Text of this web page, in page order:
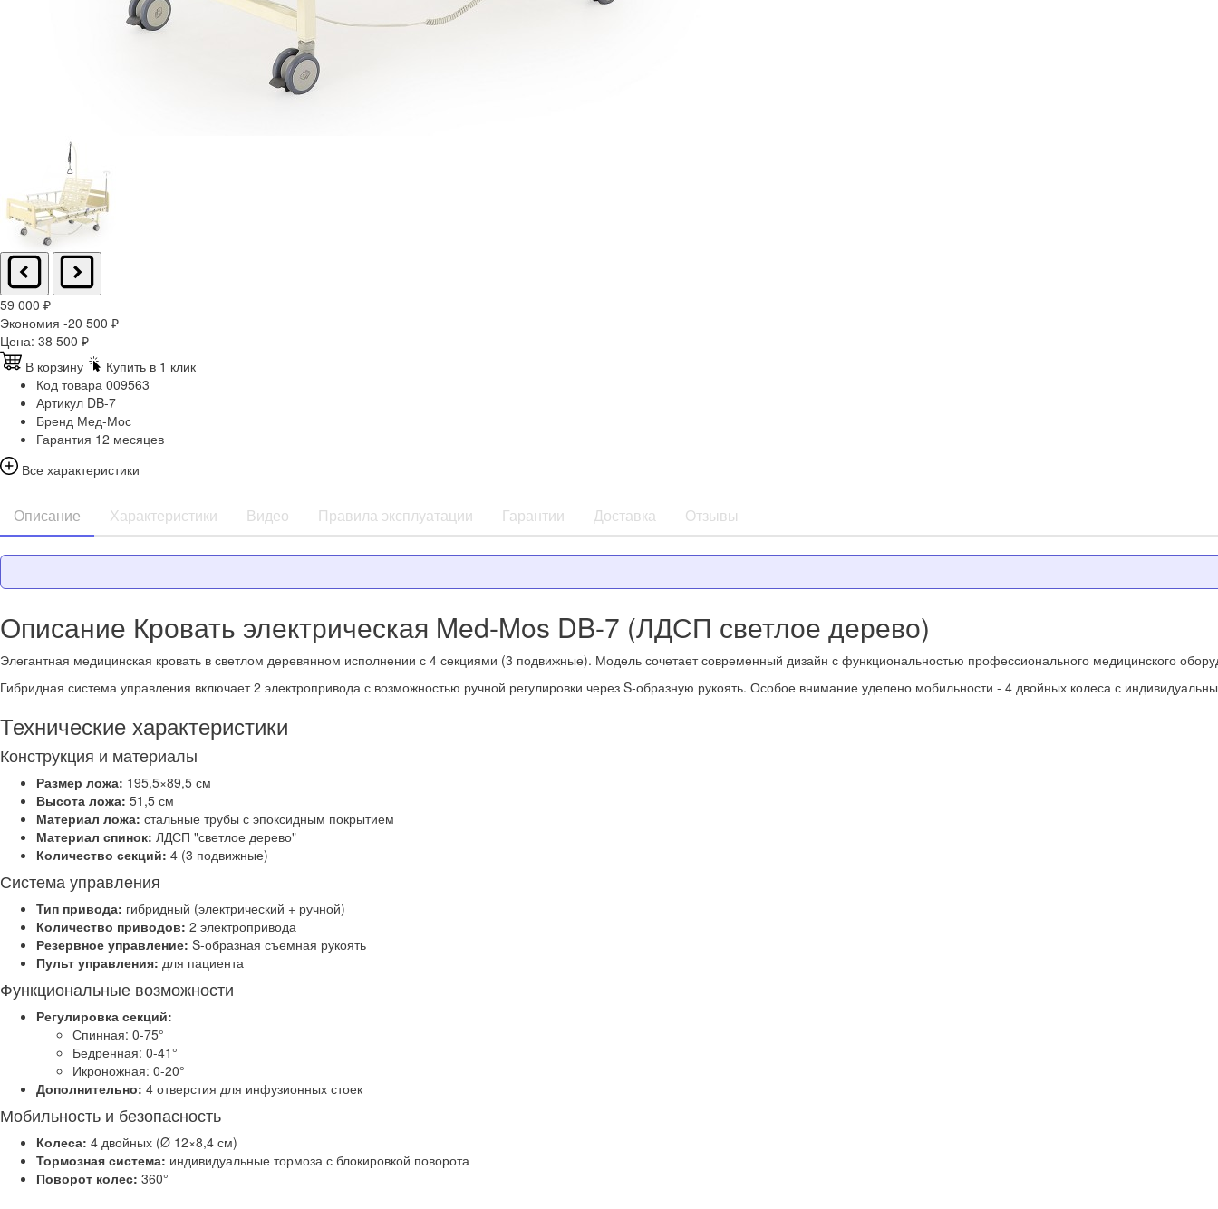
59 000 ₽
Экономия -20 500 ₽
Цена: 38 500 ₽
В корзину
Купить в 1 клик
Код товара 009563
Артикул DB-7
Бренд Мед-Мос
Гарантия 12 месяцев
Все характеристики
Описание Характеристики Видео Правила эксплуатации Гарантии Доставка Отзывы
Описание Кровать электрическая Med-Mos DB-7 (ЛДСП светлое дерево)
Элегантная медицинская кровать в светлом деревянном исполнении с 4 секциями (3 подвижные). Модель сочетает современный дизайн с функциональностью профессионального медицинского
Гибридная система управления включает 2 электропривода с возможностью ручной регулировки через S-образную рукоять. Особое внимание уделено мобильности - 4 двойных колеса с
Технические характеристики
Конструкция и материалы
Размер ложа: 195,5×89,5 см
Высота ложа: 51,5 см
Материал ложа: стальные трубы с эпоксидным покрытием
Материал спинок: ЛДСП "светлое дерево"
Количество секций: 4 (3 подвижные)
Система управления
Тип привода: гибридный (электрический + ручной)
Количество приводов: 2 электропривода
Резервное управление: S-образная съемная рукоять
Пульт управления: для пациента
Функциональные возможности
Регулировка секций:
Спинная: 0-75°
Бедренная: 0-41°
Икроножная: 0-20°
Дополнительно: 4 отверстия для инфузионных стоек
Мобильность и безопасность
Колеса: 4 двойных (Ø 12×8,4 см)
Тормозная система: индивидуальные тормоза с блокировкой поворота
Поворот колес: 360°